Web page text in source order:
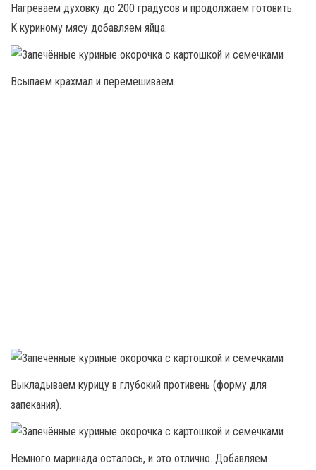
Нагреваем духовку до 200 градусов и продолжаем готовить.
К куриному мясу добавляем яйца.
Всыпаем крахмал и перемешиваем.
Выкладываем курицу в глубокий противень (форму для
запекания).
Немного маринада осталось, и это отлично. Добавляем